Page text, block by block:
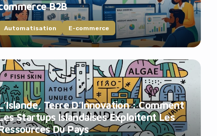
B2B
Automatisation E-commerce
Terre D’Innovation : Comment
Startups Islandaises Exploitent Les
Du Pays